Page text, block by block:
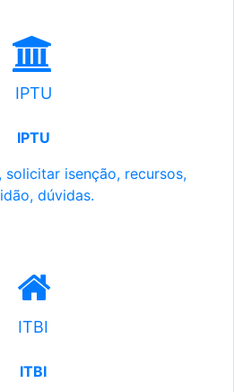
IPTU
IPTU
solicitar isenção, recursos,
dúvidas.
ITBI
ITBI